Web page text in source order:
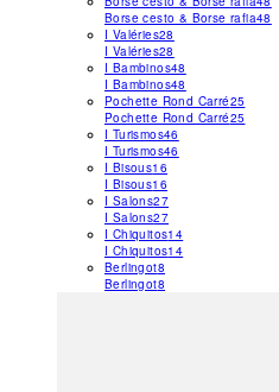
Borse cesto & Borse rafia48
I Valéries28
I Valéries28
I Bambinos48
I Bambinos48
Pochette Rond Carré25
Pochette Rond Carré25
I Turismos46
I Turismos46
I Bisous16
I Bisous16
I Salons27
I Salons27
I Chiquitos14
I Chiquitos14
Berlingot8
Berlingot8